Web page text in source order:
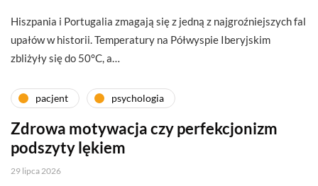
Hiszpania i Portugalia zmagają się z jedną z najgroźniejszych fal
upałów w historii. Temperatury na Półwyspie Iberyjskim
zbliżyły się do 50°C, a…
pacjent psychologia
Zdrowa motywacja czy perfekcjonizm
podszyty lękiem
29 lipca 2026